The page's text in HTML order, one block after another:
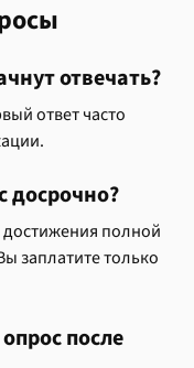
отвечать?
ответ часто
досрочно?
полной
заплатите только
после